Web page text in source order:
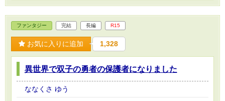
ファンタジー 完結 長編 R15
お気に入りに追加 1,328
異世界で双子の勇者の保護者になりました
ななくさ ゆう